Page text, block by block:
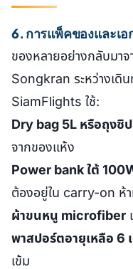
6. การแพ็คของและเ
ของหลายอย่างกลับมาจ
Songkran ระหว่างเดิ
SiamFlights ใช้:
Dry bag 5L หรือถุงซิ
จากของแห้ง
Power bank ใต้
ต้องอยู่ใน carry-on ห้
ผ้าขนหนู microfiber
พาสปอร์ตอายุเหลือ 6
เข้ม